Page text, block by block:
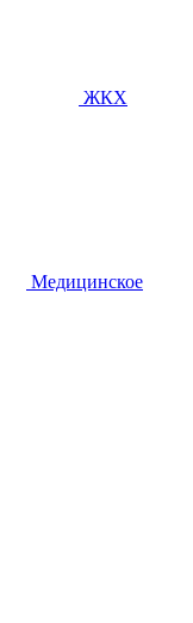
ЖКХ
Медицинское